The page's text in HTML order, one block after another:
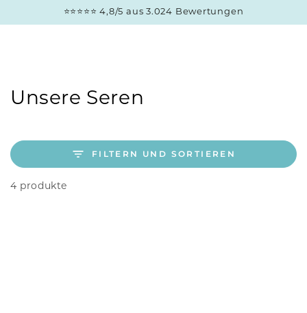
ZUM INHALT⭐⭐⭐⭐⭐ 4,8/5 aus 3.024 Bewertungen
Kollektion:
Unsere Seren
FILTERN UND SORTIEREN
4 produkte